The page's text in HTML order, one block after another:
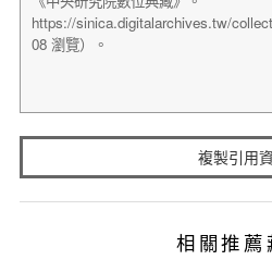
複製引用
相關推薦